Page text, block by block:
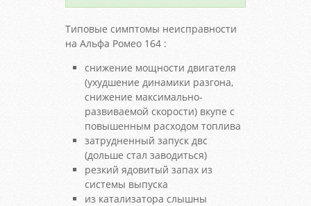
Типовые симптомы неисправности
на Альфа Ромео 164 :
снижение мощности двигателя
(ухудшение динамики разгона,
снижение максимально-
развиваемой скорости) вкупе с
повышенным расходом топлива
затрудненный запуск двс
(дольше стал заводиться)
резкий ядовитый запах из
системы выпуска
из катализатора слышны